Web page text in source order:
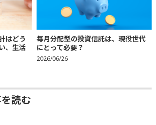
はどう
、生活
毎月分配型の投資信託は、現役世代
にとって必要？
2026/06/26
読む